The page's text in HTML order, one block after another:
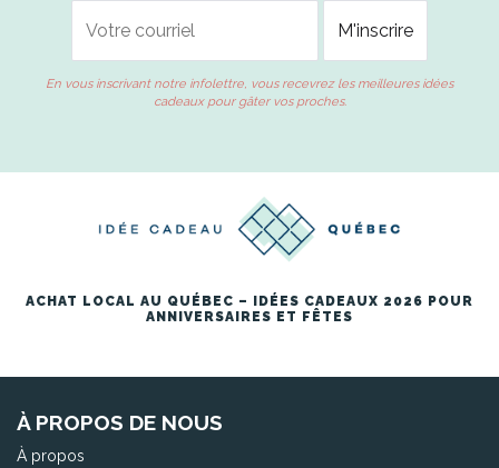
En vous inscrivant notre infolettre, vous recevrez les meilleures idées
cadeaux pour gâter vos proches.
ACHAT LOCAL AU QUÉBEC – IDÉES CADEAUX 2026 POUR
ANNIVERSAIRES ET FÊTES
À PROPOS DE NOUS
À propos